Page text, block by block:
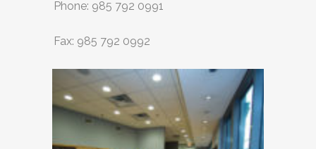
Phone: 985 792 0991
Fax: 985 792 0992